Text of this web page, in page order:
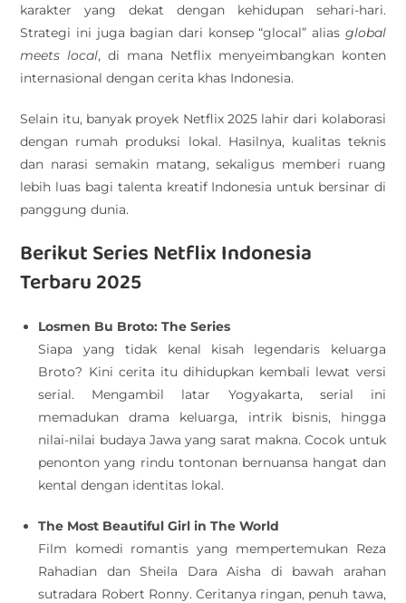
karakter yang dekat dengan kehidupan sehari-hari.
Strategi ini juga bagian dari konsep “glocal” alias global
meets local, di mana Netflix menyeimbangkan konten
internasional dengan cerita khas Indonesia.
Selain itu, banyak proyek Netflix 2025 lahir dari kolaborasi
dengan rumah produksi lokal. Hasilnya, kualitas teknis
dan narasi semakin matang, sekaligus memberi ruang
lebih luas bagi talenta kreatif Indonesia untuk bersinar di
panggung dunia.
Berikut Series Netflix Indonesia
Terbaru 2025
Losmen Bu Broto: The Series
Siapa yang tidak kenal kisah legendaris keluarga
Broto? Kini cerita itu dihidupkan kembali lewat versi
serial. Mengambil latar Yogyakarta, serial ini
memadukan drama keluarga, intrik bisnis, hingga
nilai-nilai budaya Jawa yang sarat makna. Cocok untuk
penonton yang rindu tontonan bernuansa hangat dan
kental dengan identitas lokal.
The Most Beautiful Girl in The World
Film komedi romantis yang mempertemukan Reza
Rahadian dan Sheila Dara Aisha di bawah arahan
sutradara Robert Ronny. Ceritanya ringan, penuh tawa,